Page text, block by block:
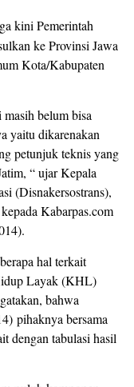
kini Pemerintah
ke Provinsi Jawa
Kota/Kabupaten
belum bisa
yaitu dikarenakan
petunjuk teknis yang
“ ujar Kepala
(Disnakersostrans),
Kabarpas.com
hal terkait
Layak (KHL)
bahwa
pihaknya bersama
dengan tabulasi hasil